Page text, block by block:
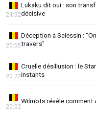
Lukaku dit oui : son
décisive
21:02
Déception à Sclessin :
travers"
20:55
Cruelle désillusion : le
instants
20:22
Wilmots révèle comment
20:02